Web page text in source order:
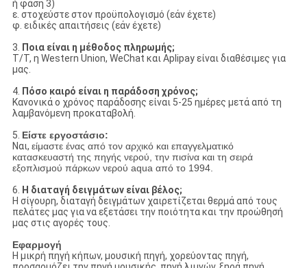
ή φάση 3)
ε. στοχεύστε στον προϋπολογισμό (εάν έχετε)
φ. ειδικές απαιτήσεις (εάν έχετε)
3. Ποια είναι η μέθοδος πληρωμής;
T/T, η Western Union, WeChat και Aplipay είναι διαθέσιμες για
μας.
4. Πόσο καιρό είναι η παράδοση χρόνος;
Κανονικά ο χρόνος παράδοσης είναι 5-25 ημέρες μετά από τη
λαμβανόμενη προκαταβολή.
5. Είστε εργοστάσιο:
Ναι, είμαστε ένας από τον αρχικό και επαγγελματικό
κατασκευαστή της πηγής νερού, την πισίνα και τη σειρά
εξοπλισμού πάρκων νερού aqua από το 1994.
6. Η διαταγή δειγμάτων είναι βέλος;
Η σίγουρη, διαταγή δειγμάτων χαιρετίζεται θερμά από τους
πελάτες μας για να εξετάσει την ποιότητα και την προώθησή
μας στις αγορές τους.
Εφαρμογή
Η μικρή πηγή κήπων, μουσική πηγή, χορεύοντας πηγή,